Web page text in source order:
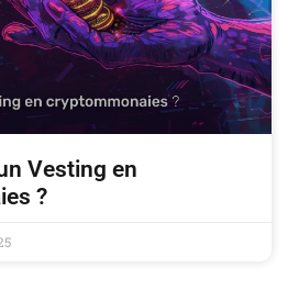
Vesting en
?